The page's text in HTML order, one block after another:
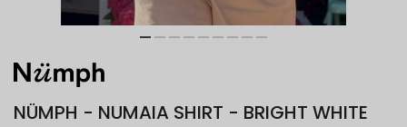
NÜMPH - NUMAIA SHIRT - BRIGHT WHITE